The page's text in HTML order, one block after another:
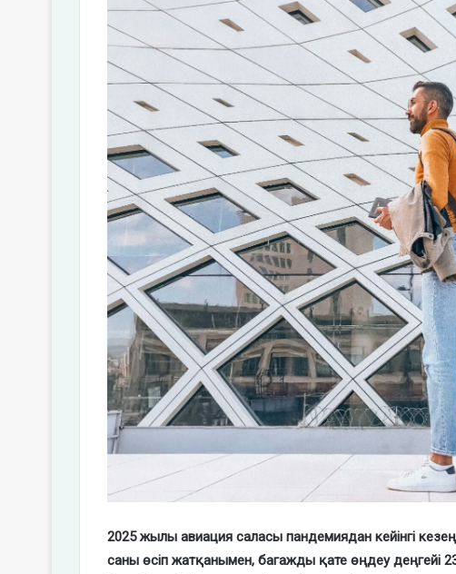
2025 жылы авиация саласы пандемиядан кейінгі
саны өсіп жатқанымен, багажды қате өңдеу деңгейі